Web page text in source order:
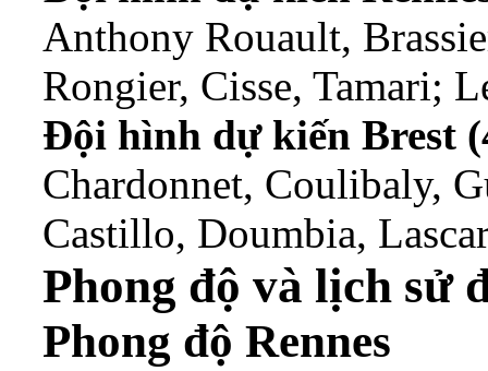
Anthony Rouault,
Rongier, Cisse, Tamari;
Đội hình dự kiến Brest
Chardonnet, Coulibaly,
Castillo, Doumbia,
Phong độ và lịch sử
Phong độ Rennes